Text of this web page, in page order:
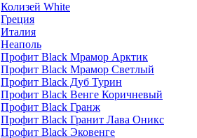
Колизей White
Греция
Италия
Неаполь
Профит Black Мрамор Арктик
Профит Black Мрамор Светлый
Профит Black Дуб Турин
Профит Black Венге Коричневый
Профит Black Гранж
Профит Black Гранит Лава Оникс
Профит Black Эковенге